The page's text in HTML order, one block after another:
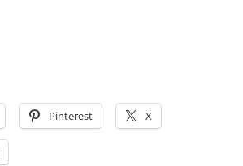
Pinterest X